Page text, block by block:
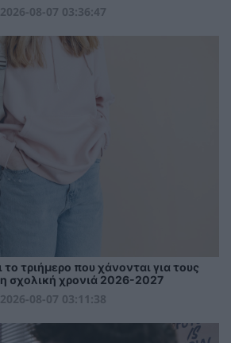
2026-08-07 03:36:47
το τριήμερο που χάνονται για τους
σχολική χρονιά 2026-2027
2026-08-07 03:11:38